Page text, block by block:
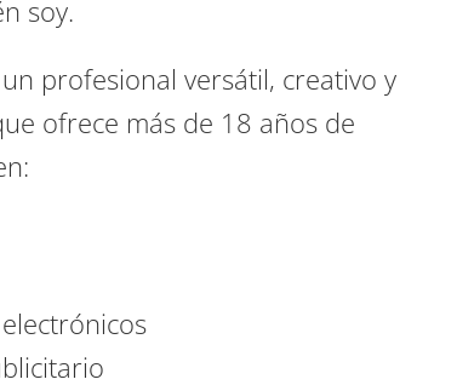
soy.
profesional versátil, creativo y
ofrece más de 18 años de